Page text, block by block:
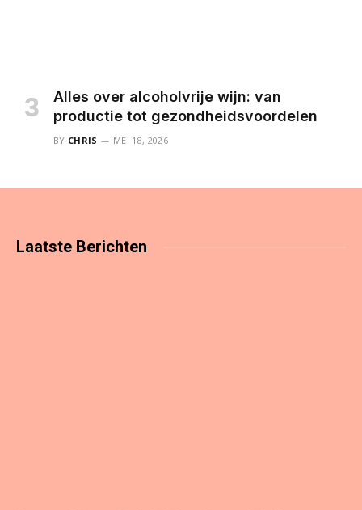
Alles over alcoholvrije wijn: van
productie tot gezondheidsvoordelen
BY CHRIS MEI 18, 2026
Laatste Berichten